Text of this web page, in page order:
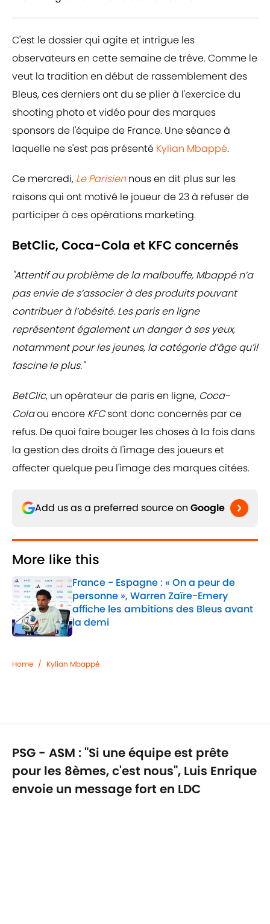
C'est le dossier qui agite et intrigue les
observateurs en cette semaine de trêve. Comme le
veut la tradition en début de rassemblement des
Bleus, ces derniers ont du se plier à l'exercice du
shooting photo et vidéo pour des marques
sponsors de l'équipe de France. Une séance à
laquelle ne s'est pas présenté Kylian Mbappé.
Ce mercredi, Le Parisiennous en dit plus sur les
raisons qui ont motivé le joueur de 23 à refuser de
participer à ces opérations marketing.
BetClic, Coca-Cola et KFC concernés
"Attentif au problème de la malbouffe, Mbappé n’a
pas envie de s’associer à des produits pouvant
contribuer à l’obésité. Les paris en ligne
représentent également un danger à ses yeux,
notamment pour les jeunes, la catégorie d’âge qu’il
fascine le plus."
BetClic, un opérateur de paris en ligne, Coca-
Colaou encore KFCsont donc concernés par ce
refus. De quoi faire bouger les choses à la fois dans
la gestion des droits à l'image des joueurs et
affecter quelque peu l'image des marques citées.
Add us as a preferred source on Google
More like this
France - Espagne : « On a peur de
personne », Warren Zaïre-Emery
affiche les ambitions des Bleus avant
la demi
Published by on Invalid Date
Home / Kylian Mbappé
PSG - ASM : "Si une équipe est prête
pour les 8èmes, c'est nous", Luis Enrique
envoie un message fort en LDC